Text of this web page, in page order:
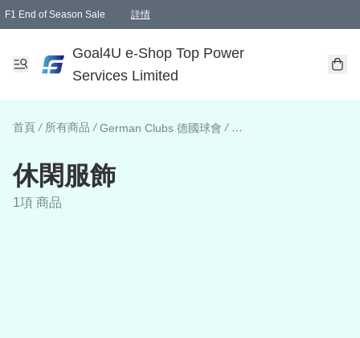
F1 End of Season Sale 詳情
Goal4U e-Shop Top Power
Services Limited
首頁 / 所有商品 / German Clubs 德國球會 /
休閑服飾
1項 商品